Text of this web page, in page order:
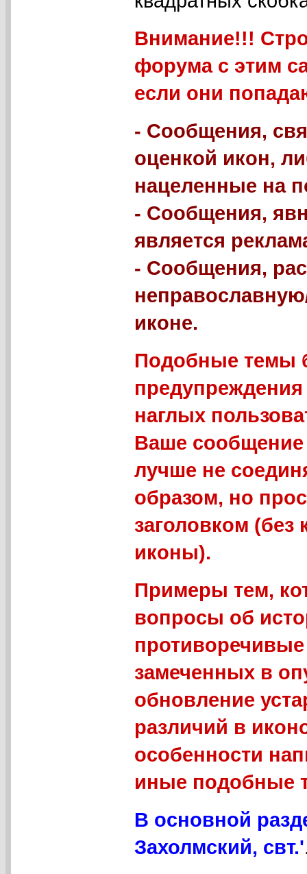
Внимание!!!
форума с этим
если они
- Сообщения,
оценкой икон,
нацеленные на
- Сообщения,
является
- Сообщения,
иконе.
Подобные темы
наглых
Ваше
лучше не
образом, но
заголовком (без
иконы).
Примеры тем,
вопросы об
замеченных в
обновление
различий в
особенности
иные подобные
В основной
Захолмский, свт.'